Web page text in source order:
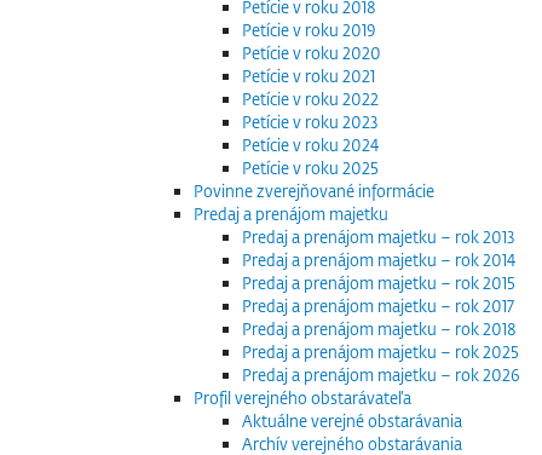
Petície v roku 2018
Petície v roku 2019
Petície v roku 2020
Petície v roku 2021
Petície v roku 2022
Petície v roku 2023
Petície v roku 2024
Petície v roku 2025
Povinne zverejňované informácie
Predaj a prenájom majetku
Predaj a prenájom majetku – rok 2013
Predaj a prenájom majetku – rok 2014
Predaj a prenájom majetku – rok 2015
Predaj a prenájom majetku – rok 2017
Predaj a prenájom majetku – rok 2018
Predaj a prenájom majetku – rok 2025
Predaj a prenájom majetku – rok 2026
Profil verejného obstarávateľa
Aktuálne verejné obstarávania
Archív verejného obstarávania